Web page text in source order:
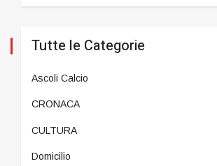
Tutte le Categorie
Ascoli Calcio
CRONACA
CULTURA
Domicilio